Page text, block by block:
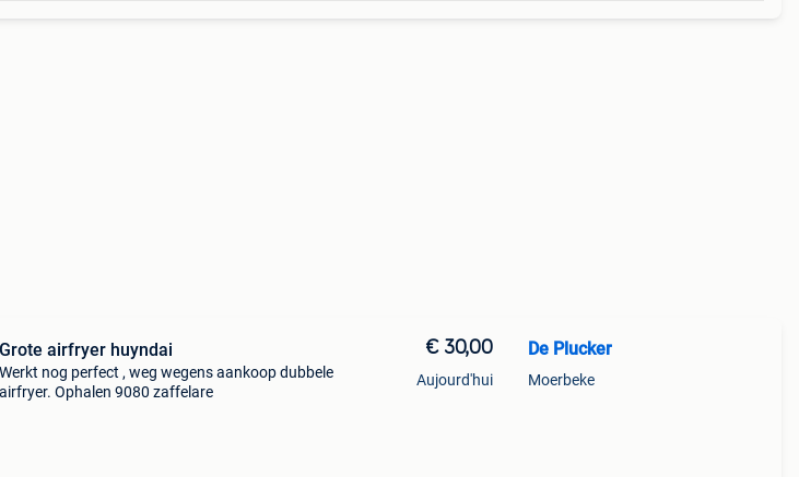
Grote airfryer huyndai
Werkt nog perfect , weg wegens aankoop dubbele
airfryer. Ophalen 9080 zaffelare
€ 30,00
Aujourd'hui
De Plucker
Moerbeke